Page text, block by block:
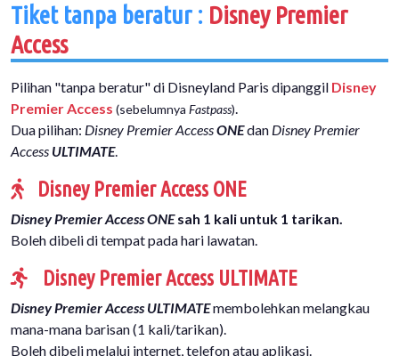
Tiket tanpa beratur : Disney Premier
Access
Pilihan "tanpa beratur" di Disneyland Paris dipanggil Disney
Premier Access (sebelumnya Fastpass).
Dua pilihan: Disney Premier AccessONEdan Disney Premier
Access ULTIMATE.
Disney Premier Access ONE
Disney Premier Access ONEsah 1 kali untuk 1 tarikan.
Boleh dibeli di tempat pada hari lawatan.
Disney Premier Access ULTIMATE
Disney Premier Access ULTIMATEmembolehkan melangkau
mana-mana barisan (1 kali/tarikan).
Boleh dibeli melalui internet, telefon atau aplikasi.